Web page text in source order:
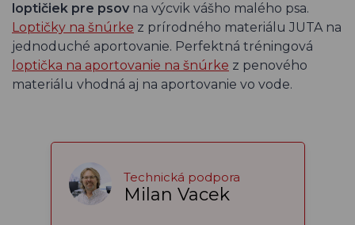
loptičiek pre psov na výcvik vášho malého psa.
Loptičky na šnúrke z prírodného materiálu JUTA na
jednoduché aportovanie. Perfektná tréningová
loptička na aportovanie na šnúrke z penového
materiálu vhodná aj na aportovanie vo vode.
Technická podpora
Milan Vacek